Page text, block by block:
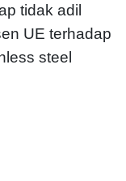
tidak adil
UE terhadap
steel